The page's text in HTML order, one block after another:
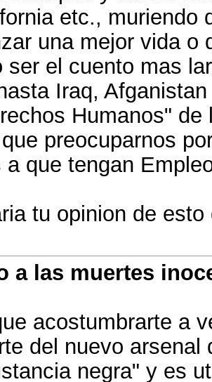
etc., muriendo
una mejor vida o
ser el cuento mas
Iraq,
Humanos"
preocuparnos
a que tengan
tu opinion de
a las muertes
acostumbrarte a
del nuevo
negra" y es